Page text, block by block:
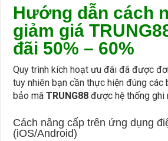
Hướng dẫn cách
giảm giá
đãi 50% – 60%
Quy trình kích hoạt ưu đãi đã được
tuy nhiên bạn cần thực hiện đúng
bảo mãTRUNG88 được hệ thống ghi
Cách nâng cấp trên ứng dụng
(iOS/Android)